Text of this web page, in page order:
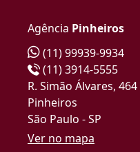
Agência Pinheiros
(11) 99939-9934
(11) 3914-5555
R. Simão Álvares, 464
Pinheiros
São Paulo - SP
Ver no mapa